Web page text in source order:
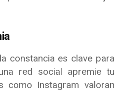
constancia es clave para
red social apremie tu
como Instagram valoran